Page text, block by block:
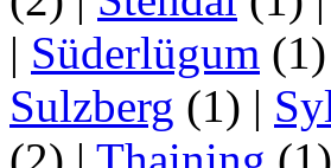
| Süderlügum (1)
Sulzberg (1) |